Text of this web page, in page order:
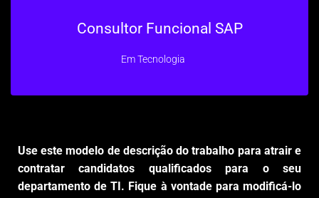
Consultor Funcional SAP
EmTecnologia
Use este modelo de descrição do trabalho para atrair e
contratar candidatos qualificados para o seu
departamento de TI. Fique à vontade para modificá-lo